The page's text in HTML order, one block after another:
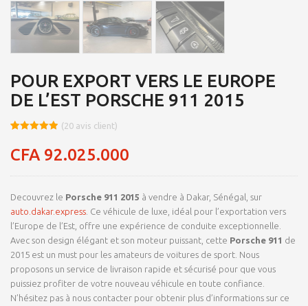
POUR EXPORT VERS LE EUROPE
DE L’EST PORSCHE 911 2015
sur 5
basé sur
client
(20 avis client)
CFA 92.025.000
Decouvrez le Porsche 911 2015 à vendre à Dakar, Sénégal, sur
auto.dakar.express . Ce véhicule de luxe, idéal pour l’exportation vers
l’Europe de l’Est, offre une expérience de conduite exceptionnelle.
Avec son design élégant et son moteur puissant, cette Porsche 911 de
2015 est un must pour les amateurs de voitures de sport. Nous
proposons un service de livraison rapide et sécurisé pour que vous
puissiez profiter de votre nouveau véhicule en toute confiance.
N’hésitez pas à nous contacter pour obtenir plus d’informations sur ce